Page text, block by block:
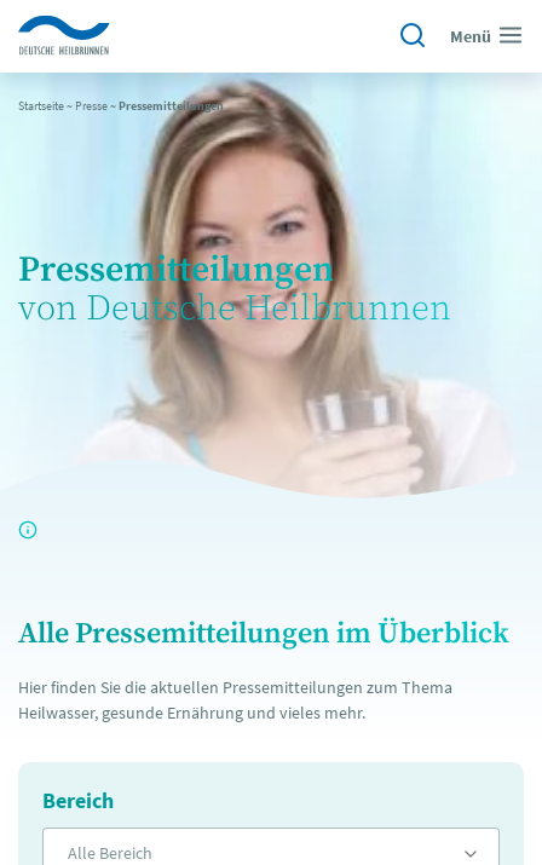
Menü
Startseite~ Presse~Pressemitteilungen
Pressemitteilungen
von Deutsche Heilbrunnen
Alle Pressemitteilungen im Überblick
Hier finden Sie die aktuellen Pressemitteilungen zum Thema
Heilwasser, gesunde Ernährung und vieles mehr.
Bereich
Alle Bereich